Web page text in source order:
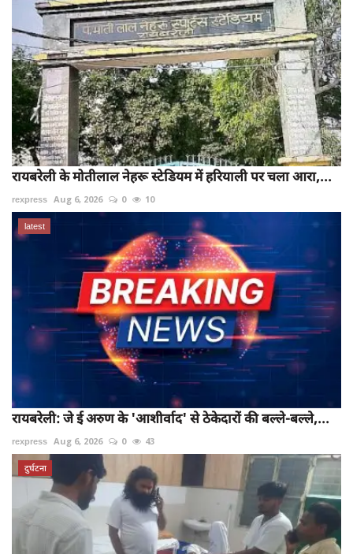
रायबरेली के मोतीलाल नेहरू स्टेडियम में हरियाली पर चला आरा,...
rexpress Aug 6, 2026 0 10
latest
रायबरेली: जे ई अरुण के 'आशीर्वाद' से ठेकेदारों की बल्ले-बल्ले,...
rexpress Aug 6, 2026 0 43
दुर्घटना